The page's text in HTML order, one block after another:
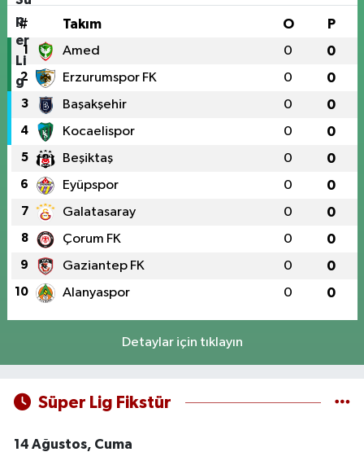
# Takım O P
1 Amed 0 0
2 Erzurumspor FK 0 0
3 Başakşehir 0 0
4 Kocaelispor 0 0
5 Beşiktaş 0 0
6 Eyüpspor 0 0
7 Galatasaray 0 0
8 Çorum FK 0 0
9 Gaziantep FK 0 0
10 Alanyaspor 0 0
Detaylar için tıklayın
Süper Lig Fikstür
14 Ağustos, Cuma